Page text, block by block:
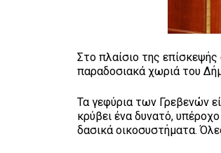
Στο πλαίσιο της
παραδοσιακά χωριά του
Τα γεφύρια των Γρεβενών
κρύβει ένα δυνατό,
δασικά οικοσυστήματα.